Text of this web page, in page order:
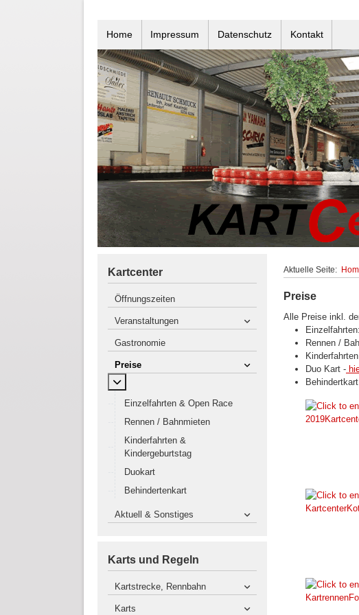
Home Impressum Datenschutz Kontakt
Kartcenter
Öffnungszeiten
Veranstaltungen
Gastronomie
Preise
MOD_MENU_TOGGLE_SUBMENU_LABEL
Einzelfahrten & Open Race
Rennen / Bahnmieten
Kinderfahrten &
Kindergeburtstag
Duokart
Behindertenkart
Aktuell & Sonstiges
Karts und Regeln
Kartstrecke, Rennbahn
Karts
Aktuelle Seite:
Preise
Alle Preise inkl.
Rennen /
Duo Kart -